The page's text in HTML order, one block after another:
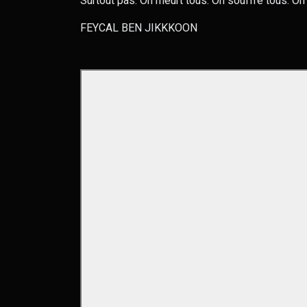
FEYCAL BEN JIKKKOON